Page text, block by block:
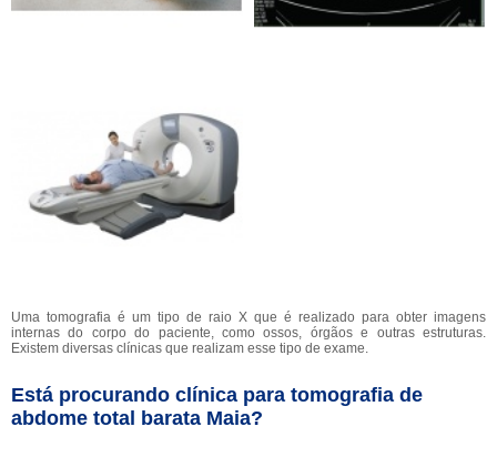
Uma tomografia é um tipo de raio X que é realizado para obter imagens
internas do corpo do paciente, como ossos, órgãos e outras estruturas.
Existem diversas clínicas que realizam esse tipo de exame.
Está procurando clínica para tomografia de
abdome total barata Maia?